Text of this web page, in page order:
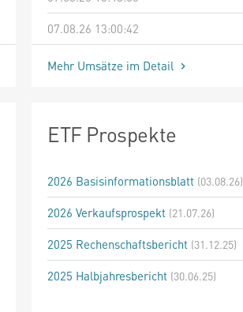
07.08.26 13:00:42
Mehr Umsätze im Detail
ETF Prospekte
2026 Basisinformationsblatt (03.08.26)
2026 Verkaufsprospekt (21.07.26)
2025 Rechenschaftsbericht (31.12.25)
2025 Halbjahresbericht (30.06.25)